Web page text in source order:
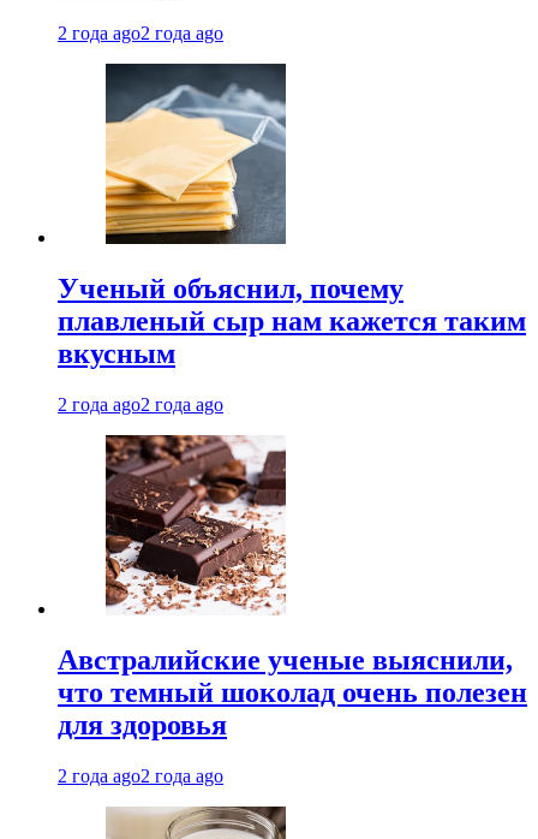
2 года ago2 года ago
Ученый объяснил, почему
плавленый сыр нам кажется таким
вкусным
2 года ago2 года ago
Австралийские ученые выяснили,
что темный шоколад очень полезен
для здоровья
2 года ago2 года ago